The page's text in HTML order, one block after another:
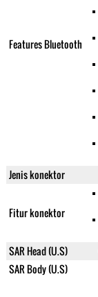
Features Bluetooth
Jenis konektor
Fitur konektor
SAR Head (U.S)
SAR Body (U.S)